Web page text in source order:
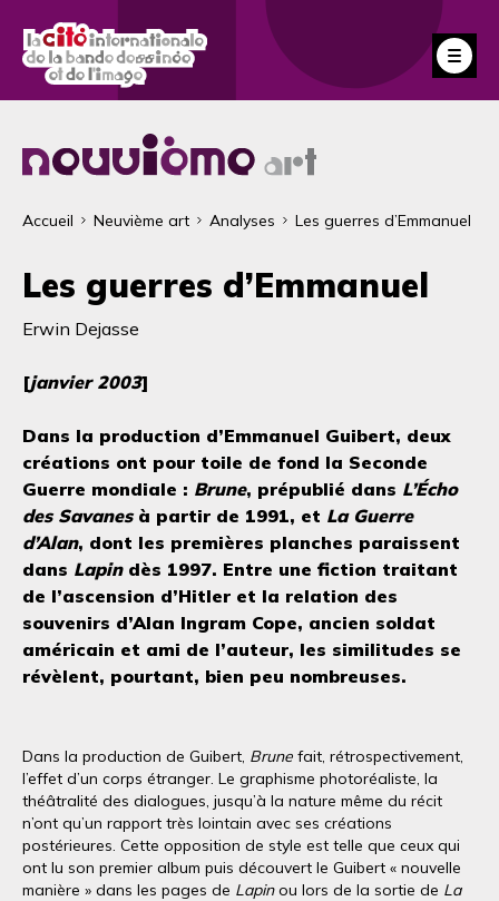
contenu
principal
Fil
Accueil Neuvième art Analyses Les guerres d’Emmanuel
Les guerres d’Emmanuel
Erwin Dejasse
[janvier 2003]
Dans la production d’Emmanuel Guibert, deux
créations ont pour toile de fond la Seconde
Guerre mondiale : Brune, prépublié dans L’Écho
des Savanesà partir de 1991, et La Guerre
d’Alan, dont les premières planches paraissent
dans Lapindès 1997. Entre une fiction traitant
de l’ascension d’Hitler et la relation des
souvenirs d’Alan Ingram Cope, ancien soldat
américain et ami de l’auteur, les similitudes se
révèlent, pourtant, bien peu nombreuses.
Dans la production de Guibert, Brune fait, rétrospectivement,
l’effet d’un corps étranger. Le graphisme photoréaliste, la
théâtralité des dialogues, jusqu’à la nature même du récit
n’ont qu’un rapport très lointain avec ses créations
postérieures. Cette opposition de style est telle que ceux qui
ont lu son premier album puis découvert le Guibert « nouvelle
manière » dans les pages de Lapinou lors de la sortie de La